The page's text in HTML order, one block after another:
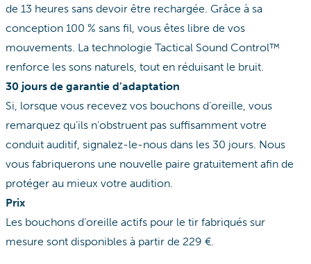
de 13 heures sans devoir être rechargée. Grâce à sa
conception 100 % sans fil, vous êtes libre de vos
mouvements. La technologie Tactical Sound Control™
renforce les sons naturels, tout en réduisant le bruit.
30 jours de garantie d’adaptation
Si, lorsque vous recevez vos bouchons d’oreille, vous
remarquez qu’ils n’obstruent pas suffisamment votre
conduit auditif, signalez-le-nous dans les 30 jours. Nous
vous fabriquerons une nouvelle paire gratuitement afin de
protéger au mieux votre audition.
Prix
Les bouchons d’oreille actifs pour le tir fabriqués sur
mesure sont disponibles à partir de 229 €.